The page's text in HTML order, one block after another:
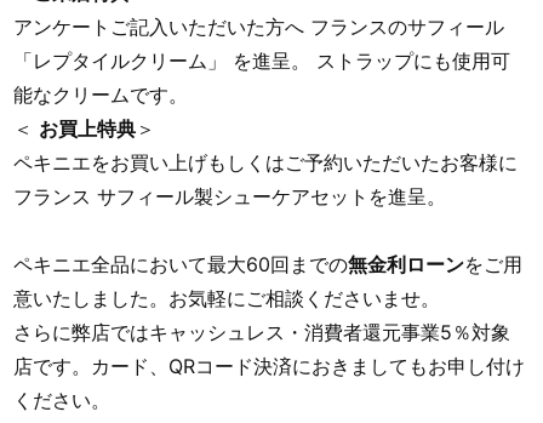
アンケートご記入いただいた方へ フランスのサフィール
「レプタイルクリーム」 を進呈。 ストラップにも使用可
能なクリームです。
＜ お買上特典 ＞
ペキニエをお買い上げもしくはご予約いただいたお客様に
フランス サフィール製シューケアセットを進呈。
ペキニエ全品において最大60回までの無金利ローンをご用
意いたしました。お気軽にご相談くださいませ。
さらに弊店ではキャッシュレス・消費者還元事業5％対象
店です。カード、QRコード決済におきましてもお申し付け
ください。